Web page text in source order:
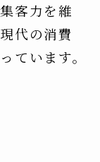
客力を維
代の消費
ています。